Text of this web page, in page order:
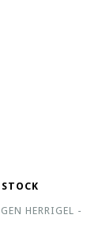
HERRIGEL -